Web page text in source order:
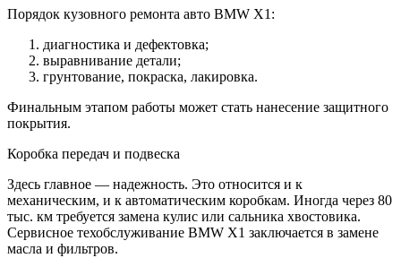
Порядок кузовного ремонта авто BMW X1:
диагностика и дефектовка;
выравнивание детали;
грунтование, покраска, лакировка.
Финальным этапом работы может стать нанесение защитного
покрытия.
Коробка передач и подвеска
Здесь главное — надежность. Это относится и к
механическим, и к автоматическим коробкам. Иногда через 80
тыс. км требуется замена кулис или сальника хвостовика.
Сервисное техобслуживание BMW X1 заключается в замене
масла и фильтров.